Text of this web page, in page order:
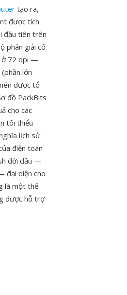
tạo ra,
được tích
đầu tiên trên
phân giải cố
ở 72 dpi —
lớn
được tổ
đồ PackBits
cho các
tối thiểu
lịch sử
điện toán
đời đầu —
đại diện cho
là một thế
được hỗ trợ